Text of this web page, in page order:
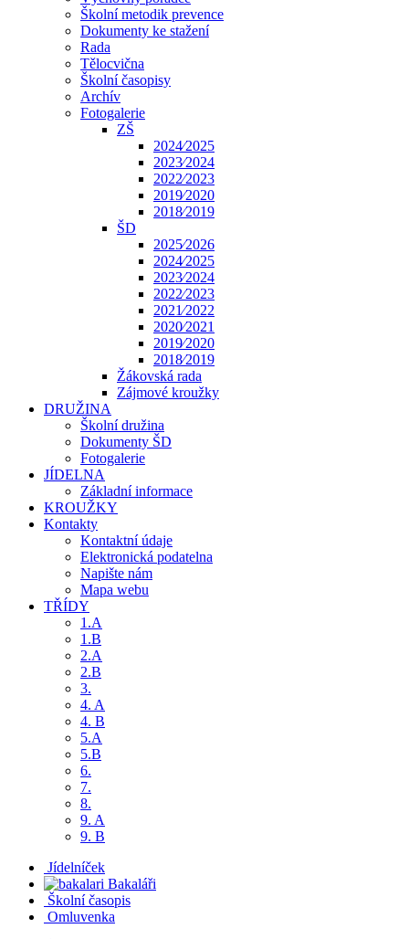
Školní metodik prevence
Dokumenty ke stažení
Rada
Tělocvična
Školní časopisy
Archív
Fotogalerie
ZŠ
2024⁄2025
2023⁄2024
2022⁄2023
2019⁄2020
2018⁄2019
ŠD
2025⁄2026
2024⁄2025
2023⁄2024
2022⁄2023
2021⁄2022
2020⁄2021
2019⁄2020
2018⁄2019
Žákovská rada
Zájmové kroužky
DRUŽINA
Školní družina
Dokumenty ŠD
Fotogalerie
JÍDELNA
Základní informace
KROUŽKY
Kontakty
Kontaktní údaje
Elektronická podatelna
Napište nám
Mapa webu
TŘÍDY
1.A
1.B
2.A
2.B
3.
4. A
4. B
5.A
5.B
6.
7.
8.
9. A
9. B
Jídelníček
Bakaláři
Školní časopis
Omluvenka